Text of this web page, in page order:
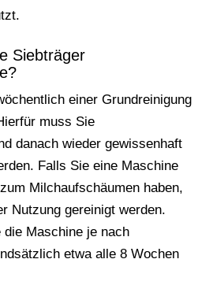
Siebträger
einer Grundreinigung
muss Sie
danach wieder gewissenhaft
Falls Sie eine Maschine
Milchaufschäumen haben,
Nutzung gereinigt werden.
die Maschine je nach
etwa alle 8 Wochen